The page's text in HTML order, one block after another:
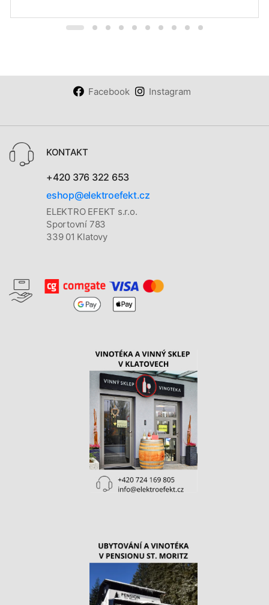
Facebook Instagram
KONTAKT
+420 376 322 653
eshop@elektroefekt.cz
ELEKTRO EFEKT s.r.o.
Sportovní 783
339 01 Klatovy